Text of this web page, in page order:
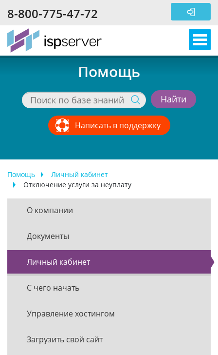
8-800-775-47-72
Помощь
Написать в поддержку
Помощь
Личный кабинет
Отключение услуги за неуплату
О компании
Документы
Личный кабинет
С чего начать
Управление хостингом
Загрузить свой сайт